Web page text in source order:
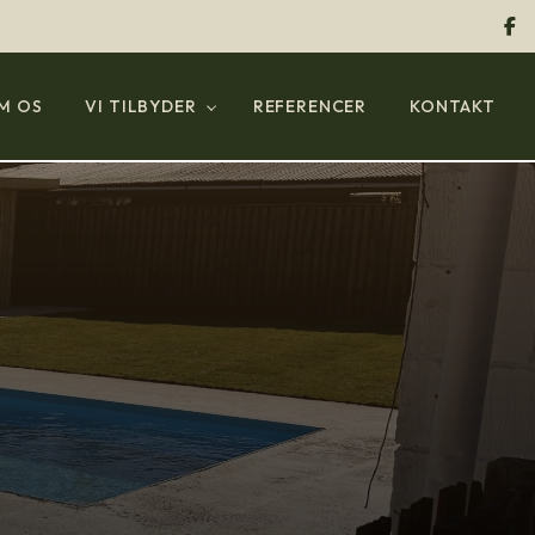
OS VI TILBYDER REFERENCER KONTAKT